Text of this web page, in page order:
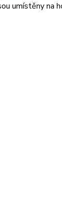
umístěny na